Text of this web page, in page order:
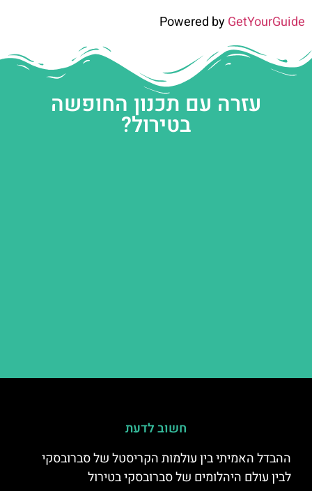
Powered byGetYourGuide
עזרה עם תכנון החופשה
בטירול?
חשוב לדעת
ההבדל האמיתי בין עולמות הקריסטל של סברובסקי
לבין עולם היהלומים של סברובסקי בטירול